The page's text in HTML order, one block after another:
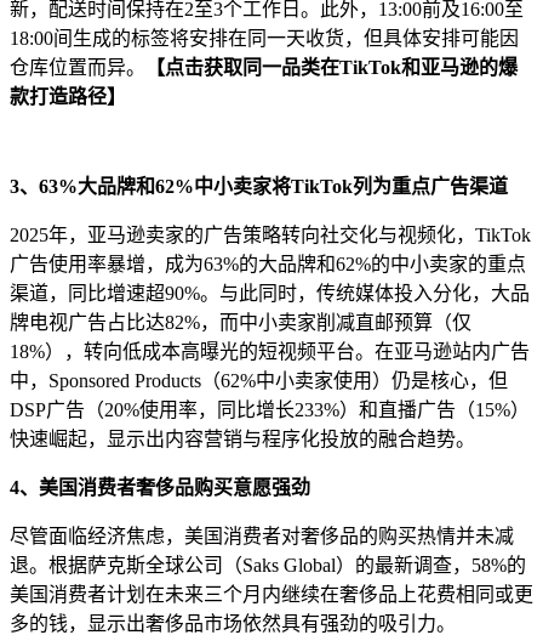
新，配送时间保持在2至3个工作日。此外，13:00前及16:00至
18:00间生成的标签将安排在同一天收货，但具体安排可能因
仓库位置而异。
【点击获取同一品类在TikTok和亚马逊的爆
款打造路径】
3、63%大品牌和62%中小卖家将TikTok列为重点广告渠道
2025年，亚马逊卖家的广告策略转向社交化与视频化，TikTok
广告使用率暴增，成为63%的大品牌和62%的中小卖家的重点
渠道，同比增速超90%。与此同时，传统媒体投入分化，大品
牌电视广告占比达82%，而中小卖家削减直邮预算（仅
18%），转向低成本高曝光的短视频平台。在亚马逊站内广告
中，Sponsored Products（62%中小卖家使用）仍是核心，但
DSP广告（20%使用率，同比增长233%）和直播广告（15%）
快速崛起，显示出内容营销与程序化投放的融合趋势。
4、美国消费者奢侈品购买意愿强劲
尽管面临经济焦虑，美国消费者对奢侈品的购买热情并未减
退。根据萨克斯全球公司（Saks Global）的最新调查，58%的
美国消费者计划在未来三个月内继续在奢侈品上花费相同或更
多的钱，显示出奢侈品市场依然具有强劲的吸引力。